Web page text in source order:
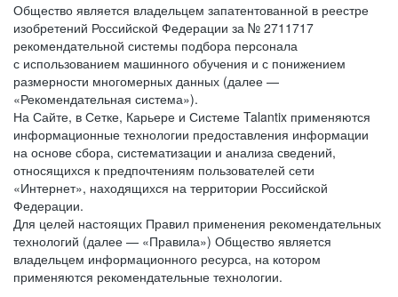
Общество является владельцем запатентованной в реестре
изобретений Российской Федерации за № 2711717
рекомендательной системы подбора персонала
с использованием машинного обучения и с понижением
размерности многомерных данных (далее —
«Рекомендательная система»).
На Сайте, в Сетке, Карьере и Системе Talantix применяются
информационные технологии предоставления информации
на основе сбора, систематизации и анализа сведений,
относящихся к предпочтениям пользователей сети
«Интернет», находящихся на территории Российской
Федерации.
Для целей настоящих Правил применения рекомендательных
технологий (далее — «Правила») Общество является
владельцем информационного ресурса, на котором
применяются рекомендательные технологии.